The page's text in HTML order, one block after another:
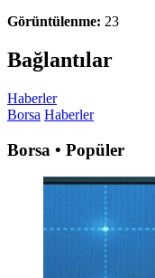
Görüntülenme: 23
Bağlantılar
Haberler
Borsa Haberler
Borsa • Popüler